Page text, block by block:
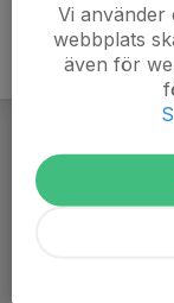
Vi
webbplats
även för